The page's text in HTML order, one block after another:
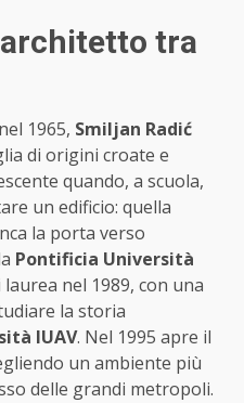
tra
nel 1965, Smiljan Radić
di origini croate e
quando, a scuola,
un edificio: quella
la porta verso
Pontificia Università
laurea nel 1989, con una
la storia
IUAV. Nel 1995 apre il
un ambiente più
delle grandi metropoli.